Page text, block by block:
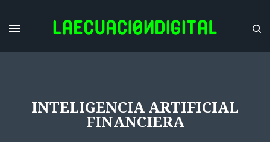
INTELIGENCIA ARTIFICIAL
FINANCIERA